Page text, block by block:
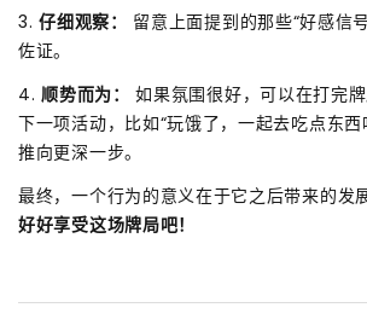
3.仔细观察：
留意上面提到的那些“好感信
佐证。
4.顺势而为：
如果氛围很好，可以在打完
下一项活动，比如“玩饿了，一起去吃点东
推向更深一步。
最终，一个行为的意义在于它之后带来的发展
好好享受这场牌局吧！